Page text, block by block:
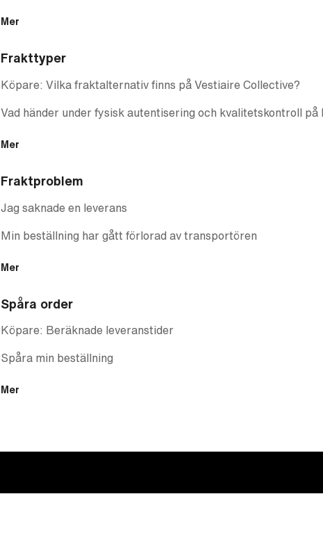
Mer
Frakttyper
Köpare: Vilka fraktalternativ finns på Vestiaire Collective?
Vad händer under fysisk autentisering och kvalitetskontroll på
Mer
Fraktproblem
Jag saknade en leverans
Min beställning har gått förlorad av transportören
Mer
Spåra order
Köpare: Beräknade leveranstider
Spåra min beställning
Mer